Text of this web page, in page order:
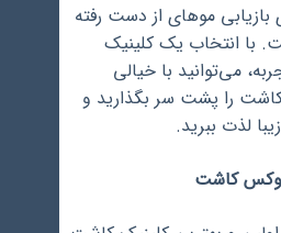
موهای از دست رفته
با انتخاب یک کلینیک
می‌توانید با خیالی
را پشت سر بگذارید و
لذت ببرید.
لوکس کاشت